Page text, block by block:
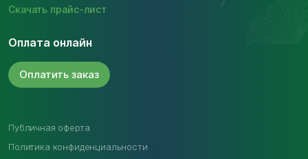
Скачать прайс-лист
Оплата онлайн
Оплатить заказ
Публичная оферта
Политика конфиденциальности